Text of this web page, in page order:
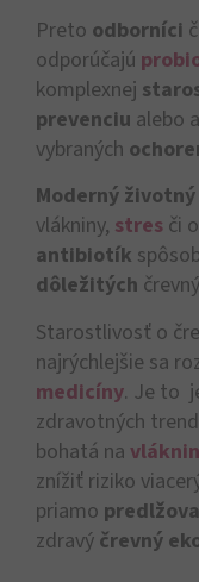
Preto odborníci
odporúčajú
komplexnej
prevenciu alebo
vybraných
Moderný životný
vlákniny, stres či
antibiotík
dôležitých
Starostlivosť o
najrýchlejšie sa
medicíny. Je to
zdravotných
bohatá na
znížiť riziko
priamo
zdravý črevný